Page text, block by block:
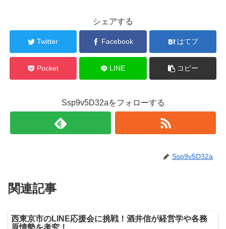
シェアする
Twitter Facebook はてブ
Pocket LINE コピー
Ssp9v5D32aをフォローする
Ssp9v5D32a
関連記事
西東京市のLINE応援会に挑戦！酒井信が経営学や各務